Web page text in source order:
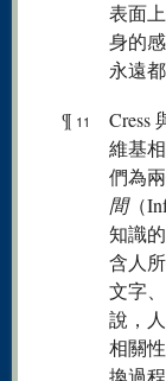
表面
身的
永遠
¶ 11
Cress
維基
們為
間（
知識的
含人
文字
說，
相關
換過